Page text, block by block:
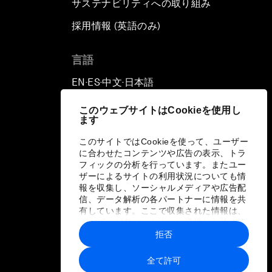
このウェブサイトはCookieを使用し
ます
このサイトではCookieを使って、ユーザー
に合わせたコンテンツや広告の表示、トラ
フィックの分析を行っています。またユー
ザーによるサイトの利用状況についても情
報を収集し、ソーシャルメディアや広告配
信、データ解析の各パートナーに情報を共
有しています。ここで収集された情報は、
ユーザーが各パートナーに提供した他の情
報や各パートナーのサービスを使用した際
に収集された情報と組み合わされ、各パー
トナーによって使用されることがありま
す。
全て許可
拒否
サステナビリティへの取り組み
採用情報 (英語のみ)
言語
EN ▪ ES▪中文▪ 日本語